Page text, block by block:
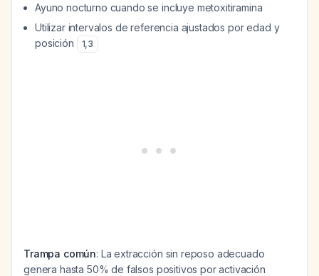
Ayuno nocturno cuando se incluye metoxitiramina
Utilizar intervalos de referencia ajustados por edad y
posición
1,3
Trampa común: La extracción sin reposo adecuado
genera hasta 50% de falsos positivos por activación